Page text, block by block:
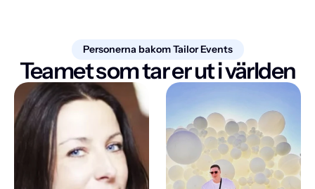
Personerna bakom Tailor Events
Teamet som tar er ut i världen